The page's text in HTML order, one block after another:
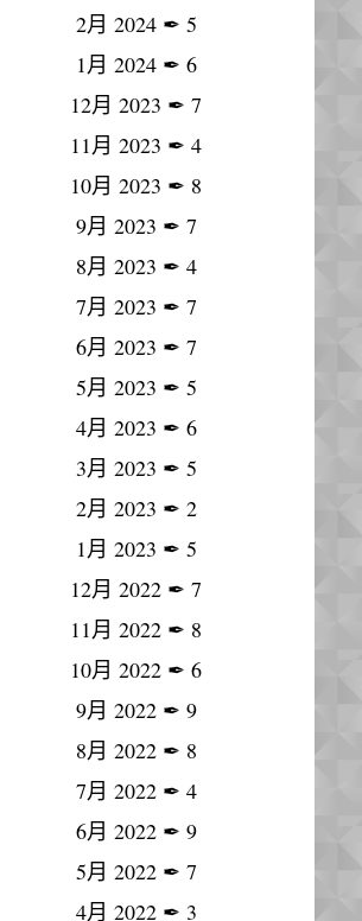
2月 2024✒ 5
1月 2024✒ 6
12月 2023 ✒ 7
11月 2023 ✒ 4
10月 2023 ✒ 8
9月 2023 ✒ 7
8月 2023 ✒ 4
7月 2023 ✒ 7
6月 2023 ✒ 7
5月 2023 ✒ 5
4月 2023 ✒ 6
3月 2023 ✒ 5
2月 2023 ✒ 2
1月 2023 ✒ 5
12月 2022 ✒ 7
11月 2022 ✒ 8
10月 2022 ✒ 6
9月 2022✒ 9
8月 2022✒ 8
7月 2022✒ 4
6月 2022✒ 9
5月 2022✒ 7
4月 2022✒ 3